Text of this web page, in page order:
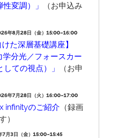
変調）」
（お申込み
8月28日（金）15:00~16:00
た深層基礎講座】
分光／フォースカー
ての視点）」
（お申
7月28日（火）16:00~17:00
infinityのご紹介 （録画
）
7月3日（金）15:00~15:45